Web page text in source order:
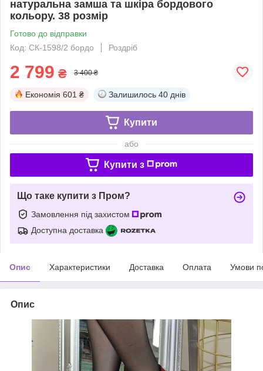
натуральна замша та шкіра бордового
кольору. 38 розмір
Готово до відправки
Код: СК-1598/2 бордо
Роздріб
2 799 ₴ 3 400 ₴
Економія 601 ₴ Залишилось 40 днів
Купити
або
Купити з
Що таке купити з Пром?
Замовлення під захистом
Доступна доставка
Опис Характеристики Доставка Оплата Умови
Опис